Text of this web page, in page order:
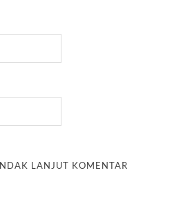
LANJUT KOMENTAR